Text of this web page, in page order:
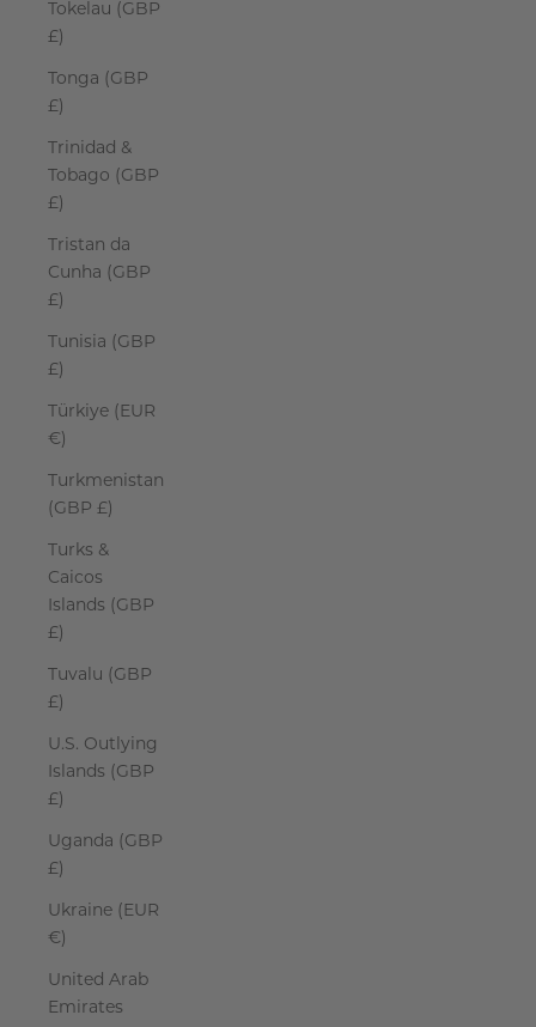
Tokelau (GBP
£)
Tonga (GBP
£)
Trinidad &
Tobago (GBP
£)
Tristan da
Cunha (GBP
£)
Tunisia (GBP
£)
Türkiye (EUR
€)
Turkmenistan
(GBP £)
Turks &
Caicos
Islands (GBP
£)
Tuvalu (GBP
£)
U.S. Outlying
Islands (GBP
£)
Uganda (GBP
£)
Ukraine (EUR
€)
United Arab
Emirates